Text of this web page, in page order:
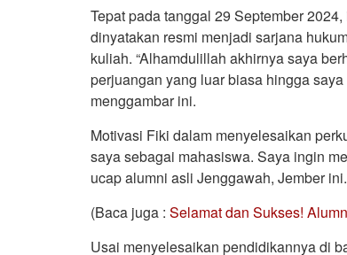
Tepat pada tanggal 29 September
dinyatakan resmi menjadi sarjana
kuliah. “Alhamdulillah akhirnya saya
perjuangan yang luar biasa hingga
menggambar ini.
Motivasi Fiki dalam menyelesaikan
saya sebagai mahasiswa. Saya ingin
ucap alumni asli Jenggawah, Jember ini.
(Baca juga : Selamat dan Sukses!
Usai menyelesaikan pendidikannya di